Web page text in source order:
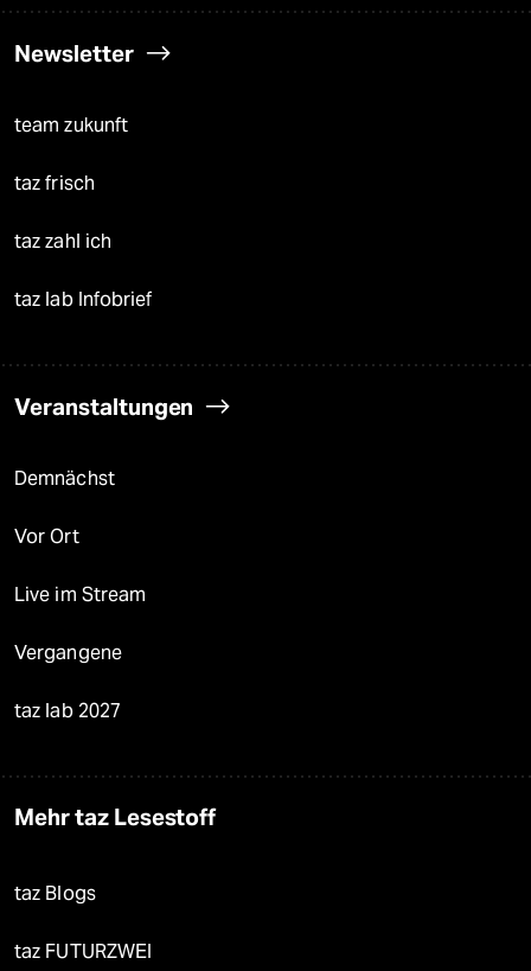
Newsletter
team zukunft
taz frisch
taz zahl ich
taz lab Infobrief
Veranstaltungen
Demnächst
Vor Ort
Live im Stream
Vergangene
taz lab 2027
Mehr taz Lesestoff
taz Blogs
taz FUTURZWEI